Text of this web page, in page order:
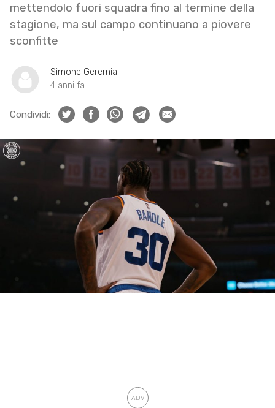
mettendolo fuori squadra fino al termine della
stagione, ma sul campo continuano a piovere
sconfitte
Simone Geremia
4 anni fa
Condividi: